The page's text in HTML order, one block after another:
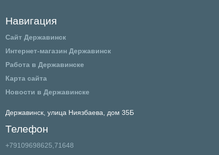
Навигация
Сайт Державинск
Интернет-магазин Державинск
Работа в Державинске
Карта сайта
Новости в Державинске
Державинск, улица Ниязбаева, дом 35Б
Телефон
+79109698625,71648